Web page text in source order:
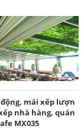
mái xếp lượn
nhà hàng, quán
MX035